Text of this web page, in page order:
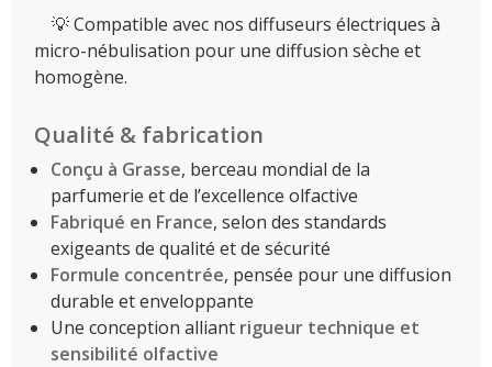
💡 Compatible avec nos diffuseurs électriques à
micro-nébulisation pour une diffusion sèche et
homogène.
Qualité & fabrication
Conçu à Grasse, berceau mondial de la
parfumerie et de l’excellence olfactive
Fabriqué en France, selon des standards
exigeants de qualité et de sécurité
Formule concentrée, pensée pour une diffusion
durable et enveloppante
Une conception alliant rigueur technique et
sensibilité olfactive